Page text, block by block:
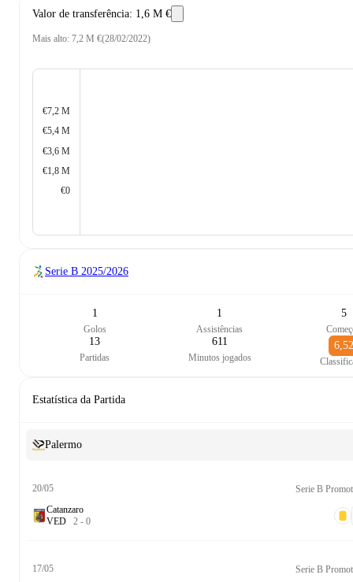
Valor de transferência: 1,6 M €
Mais alto: 7,2 M €(28/02/2022)
€7,2 M
€5,4 M
€3,6 M
€1,8 M
€0
Serie B 2025/2026
1
Golos
1
Assistências
5
13
Partidas
611
Minutos jogados
Estatística da Partida
Palermo
20/05
Serie B
Catanzaro
VED 2 - 0
17/05
Serie B